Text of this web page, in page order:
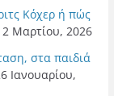
Κόχερ ή πώς
2 Μαρτίου, 2026
στα παιδιά
Ιανουαρίου,